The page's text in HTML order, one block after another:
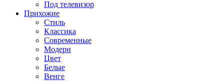
Под телевизор
Прихожие
Стиль
Классика
Современные
Модерн
Цвет
Белые
Венге